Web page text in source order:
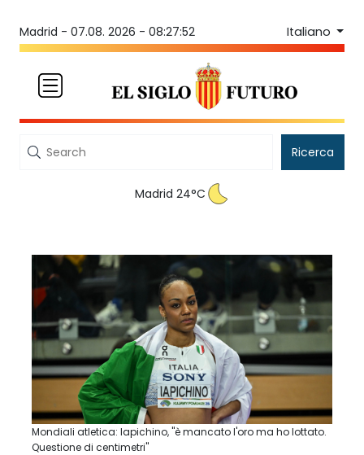
Madrid - 07.08. 2026 - 08:27:52 Italiano
Ricerca
Madrid 24°C
Mondiali atletica: Iapichino, "è mancato l'oro ma ho lottato.
Questione di centimetri"